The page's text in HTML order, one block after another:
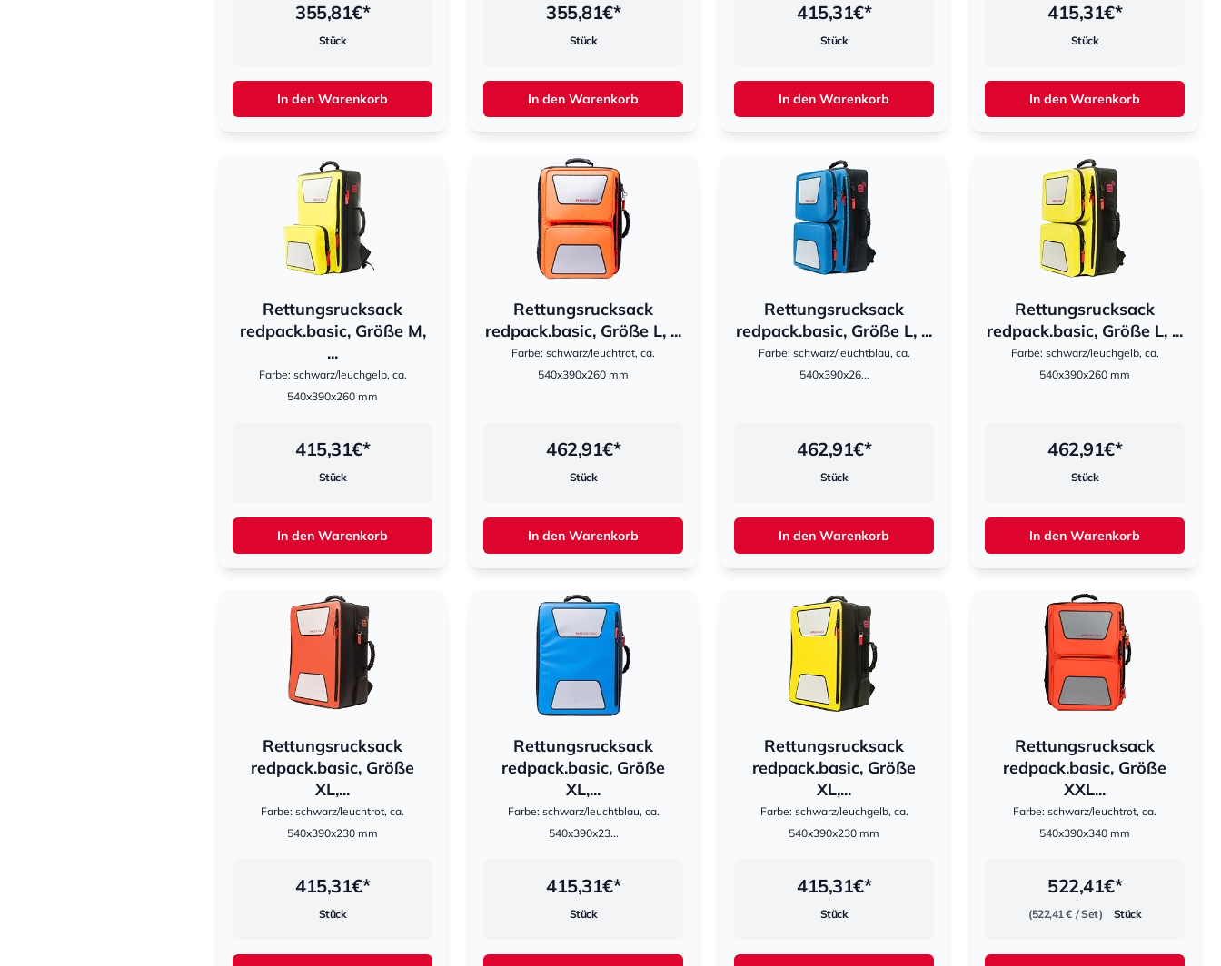
355,81€*
Stück
In den Warenkorb
355,81€*
Stück
In den Warenkorb
415,31€*
Stück
In den Warenkorb
415,31€*
Stück
In den Warenkorb
Rettungsrucksack
redpack.basic, Größe M,
...
Farbe: schwarz/leuchgelb, ca.
540x390x260 mm
hestomed
415,31€*
Stück
In den Warenkorb
Rettungsrucksack
redpack.basic, Größe L, ...
Farbe: schwarz/leuchtrot, ca.
540x390x260 mm
hestomed
462,91€*
Stück
In den Warenkorb
Rettungsrucksack
redpack.basic, Größe L, ...
Farbe: schwarz/leuchtblau, ca.
540x390x26...
hestomed
462,91€*
Stück
In den Warenkorb
Rettungsrucksack
redpack.basic, Größe L, ...
Farbe: schwarz/leuchgelb, ca.
540x390x260 mm
hestomed
462,91€*
Stück
In den Warenkorb
Rettungsrucksack
redpack.basic, Größe
XL,...
Farbe: schwarz/leuchtrot, ca.
540x390x230 mm
hestomed
415,31€*
Stück
Rettungsrucksack
redpack.basic, Größe
XL,...
Farbe: schwarz/leuchtblau, ca.
540x390x23...
hestomed
415,31€*
Stück
Rettungsrucksack
redpack.basic, Größe
XL,...
Farbe: schwarz/leuchgelb, ca.
540x390x230 mm
hestomed
415,31€*
Stück
Rettungsrucksack
redpack.basic, Größe
XXL...
Farbe: schwarz/leuchtrot, ca.
540x390x340 mm
hestomed
522,41€*
(522,41 € / Set) Stück